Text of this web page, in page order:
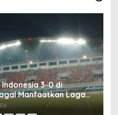
3-0 di
Manfaatkan Laga